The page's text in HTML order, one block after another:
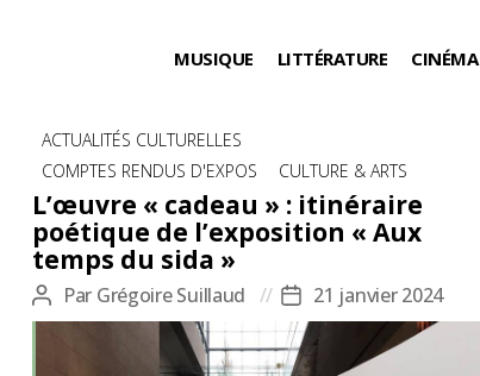
MUSIQUE LITTÉRATURE CINÉMA
Catégories
ACTUALITÉS CULTURELLES
COMPTES RENDUS D'EXPOS
CULTURE & ARTS
L’œuvre « cadeau » : itinéraire
poétique de l’exposition « Aux
temps du sida »
Auteur
de
Par Grégoire Suillaud
Date
de
l’article
21 janvier 2024